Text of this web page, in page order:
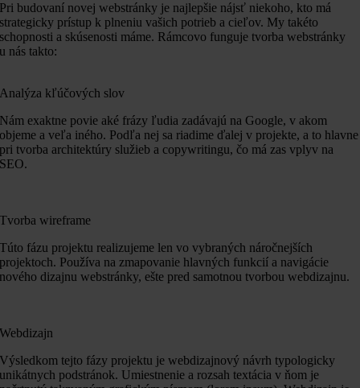
Pri budovaní novej webstránky je najlepšie nájsť niekoho, kto má
strategicky prístup k plneniu vašich potrieb a cieľov. My takéto
schopnosti a skúsenosti máme. Rámcovo funguje tvorba webstránky
u nás takto:
Analýza kľúčových slov
Nám exaktne povie aké frázy ľudia zadávajú na Google, v akom
objeme a veľa iného. Podľa nej sa riadime ďalej v projekte, a to hlavne
pri tvorba architektúry služieb a copywritingu, čo má zas vplyv na
SEO.
Tvorba wireframe
Túto fázu projektu realizujeme len vo vybraných náročnejších
projektoch. Používa na zmapovanie hlavných funkcií a navigácie
nového dizajnu webstránky, ešte pred samotnou tvorbou webdizajnu.
Webdizajn
Výsledkom tejto fázy projektu je webdizajnový návrh typologicky
unikátnych podstránok. Umiestnenie a rozsah textácia v ňom je